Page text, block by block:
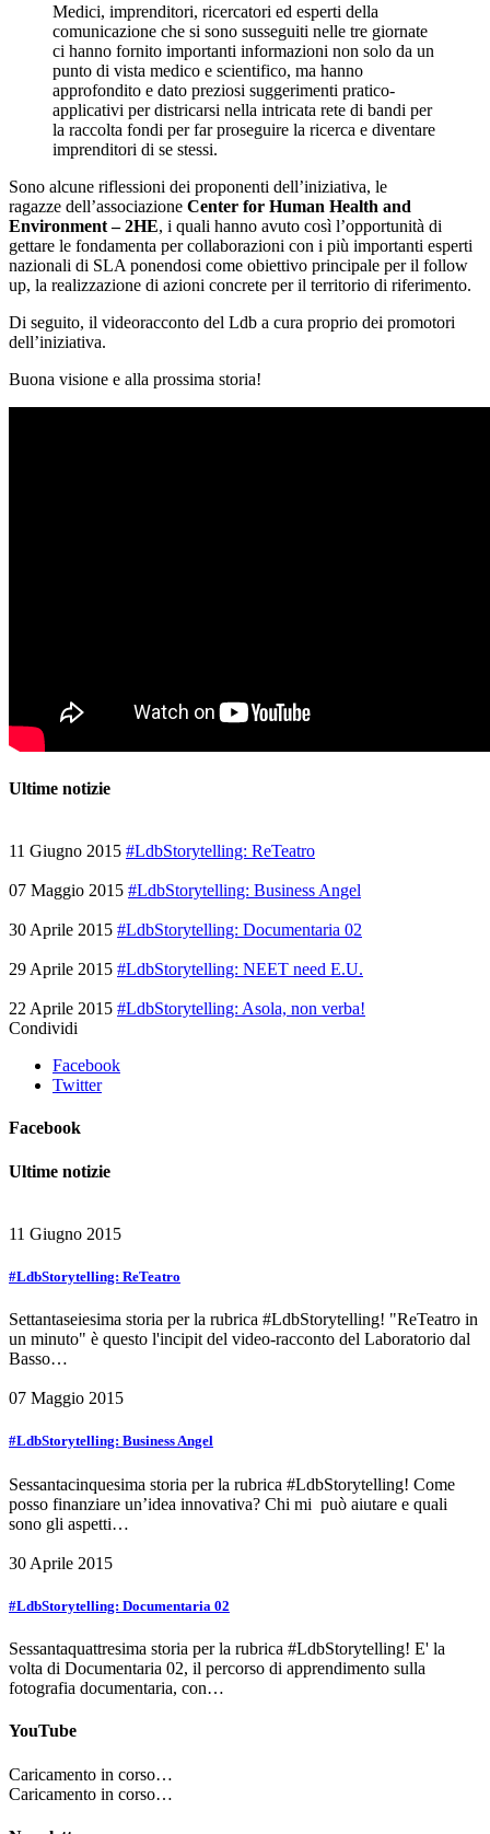
Medici, imprenditori, ricercatori ed esperti della
comunicazione che si sono susseguiti nelle tre giornate
ci hanno fornito importanti informazioni non solo da un
punto di vista medico e scientifico, ma hanno
approfondito e dato preziosi suggerimenti pratico-
applicativi per districarsi nella intricata rete di bandi per
la raccolta fondi per far proseguire la ricerca e diventare
imprenditori di se stessi.
Sono alcune riflessioni dei proponenti dell’iniziativa, le
ragazze dell’associazione Center for Human Health and
Environment – 2HE, i quali hanno avuto così l’opportunità di
gettare le fondamenta per collaborazioni con i più importanti esperti
nazionali di SLA ponendosi come obiettivo principale per il follow
up, la realizzazione di azioni concrete per il territorio di riferimento.
Di seguito, il videoracconto del Ldb a cura proprio dei promotori
dell’iniziativa.
Buona visione e alla prossima storia!
Ultime notizie
11 Giugno 2015 #LdbStorytelling: ReTeatro
07 Maggio 2015 #LdbStorytelling: Business Angel
30 Aprile 2015 #LdbStorytelling: Documentaria 02
29 Aprile 2015 #LdbStorytelling: NEET need E.U.
22 Aprile 2015 #LdbStorytelling: Asola, non verba!
Condividi
Facebook
Twitter
Facebook
Ultime notizie
11 Giugno 2015
#LdbStorytelling: ReTeatro
Settantaseiesima storia per la rubrica #LdbStorytelling! "ReTeatro in
un minuto" è questo l'incipit del video-racconto del Laboratorio dal
Basso…
07 Maggio 2015
#LdbStorytelling: Business Angel
Sessantacinquesima storia per la rubrica #LdbStorytelling! Come
posso finanziare un’idea innovativa? Chi mi può aiutare e quali
sono gli aspetti…
30 Aprile 2015
#LdbStorytelling: Documentaria 02
Sessantaquattresima storia per la rubrica #LdbStorytelling! E' la
volta di Documentaria 02, il percorso di apprendimento sulla
fotografia documentaria, con…
YouTube
Caricamento in corso…
Caricamento in corso…